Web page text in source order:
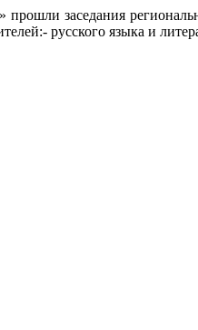
заседания
русского языка и